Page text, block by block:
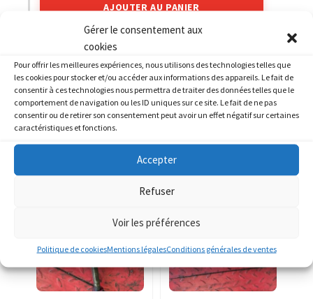
Gérer le consentement aux
cookies
Pour offrir les meilleures expériences, nous utilisons des technologies telles que
les cookies pour stocker et/ou accéder aux informations des appareils. Le fait de
consentir à ces technologies nous permettra de traiter des données telles que le
comportement de navigation ou les ID uniques sur ce site. Le fait de ne pas
consentir ou de retirer son consentement peut avoir un effet négatif sur certaines
caractéristiques et fonctions.
Accepter
Refuser
Voir les préférences
Politique de cookiesMentions légalesConditions générales de ventes
AJOUTER AU PANIER
PRODUITS SIMILAIRES